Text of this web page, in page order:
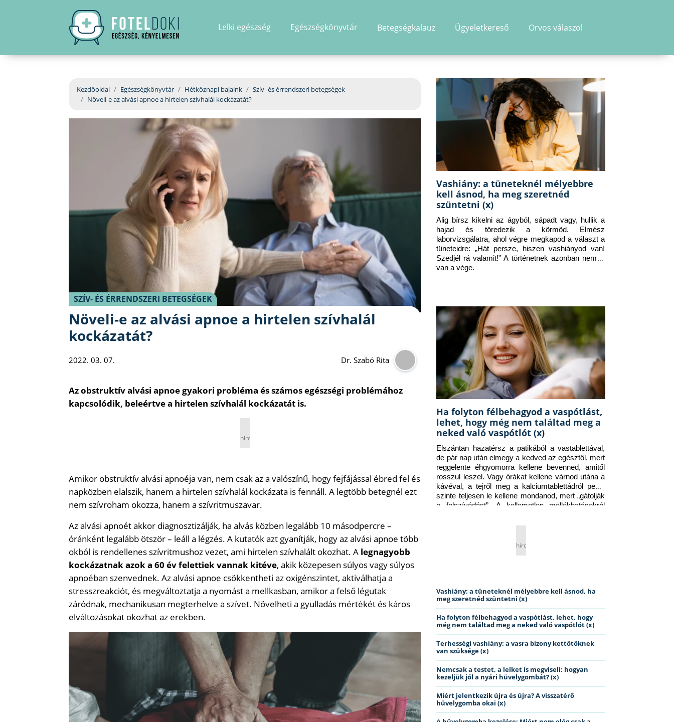
Lelki egészség Egészségkönyvtár Betegségkalauz Ügyeletkereső Orvos válaszol
Kezdőoldal Egészségkönyvtár Hétköznapi bajaink
Szív- és érrendszeri betegségek
Növeli-e az alvási apnoe a hirtelen szívhalál kockázatát?
SZÍV- ÉS ÉRRENDSZERI BETEGSÉGEK
Növeli-e az alvási apnoe a hirtelen szívhalál
kockázatát?
2022. 03. 07. Dr. Szabó Rita
Az obstruktív alvási apnoe gyakori probléma és számos egészségi problémához
kapcsolódik, beleértve a hirtelen szívhalál kockázatát is.
hirdetés
Amikor obstruktív alvási apnoéja van, nem csak az a valószínű, hogy fejfájással ébred fel és
napközben elalszik, hanem a hirtelen szívhalál kockázata is fennáll. A legtöbb betegnél ezt
nem szívroham okozza, hanem a szívritmuszavar.
Az alvási apnoét akkor diagnosztizálják, ha alvás közben legalább 10 másodpercre –
óránként legalább ötször – leáll a légzés. A kutatók azt gyanítják, hogy az alvási apnoe több
okból is rendellenes szívritmushoz vezet, ami hirtelen szívhalált okozhat. A legnagyobb
kockázatnak azok a 60 év felettiek vannak kitéve, akik közepesen súlyos vagy súlyos
apnoéban szenvednek. Az alvási apnoe csökkentheti az oxigénszintet, aktiválhatja a
stresszreakciót, és megváltoztatja a nyomást a mellkasban, amikor a felső légutak
záródnak, mechanikusan megterhelve a szívet. Növelheti a gyulladás mértékét és káros
elváltozásokat okozhat az erekben.
Vashiány: a tüneteknél mélyebbre
kell ásnod, ha meg szeretnéd
szüntetni (x)
Alig bírsz kikelni az ágyból, sápadt vagy, hullik a
hajad és töredezik a körmöd. Elmész
laborvizsgálatra, ahol végre megkapod a választ a
tüneteidre: „Hát persze, hiszen vashiányod van!
Szedjél rá valamit!” A történetnek azonban nem itt
van a vége.
Ha folyton félbehagyod a vaspótlást,
lehet, hogy még nem találtad meg a
neked való vaspótlót (x)
Elszántan hazatérsz a patikából a vastablettával,
de pár nap után elmegy a kedved az egésztől, mert
reggelente éhgyomorra kellene bevenned, amitől
rosszul leszel. Vagy órákat kellene várnod utána a
kávéval, a tejről meg a kalciumtablettádról pedig
szinte teljesen le kellene mondanod, mert „gátolják
a felszívódást”. A kellemetlen mellékhatásokról
hirdetés
Vashiány: a tüneteknél mélyebbre kell ásnod, ha
meg szeretnéd szüntetni (x)
Ha folyton félbehagyod a vaspótlást, lehet, hogy
még nem találtad meg a neked való vaspótlót (x)
Terhességi vashiány: a vasra bizony kettőtöknek
van szüksége (x)
Nemcsak a testet, a lelket is megviseli: hogyan
kezeljük jól a nyári hüvelygombát? (x)
Miért jelentkezik újra és újra? A visszatérő
hüvelygomba okai (x)